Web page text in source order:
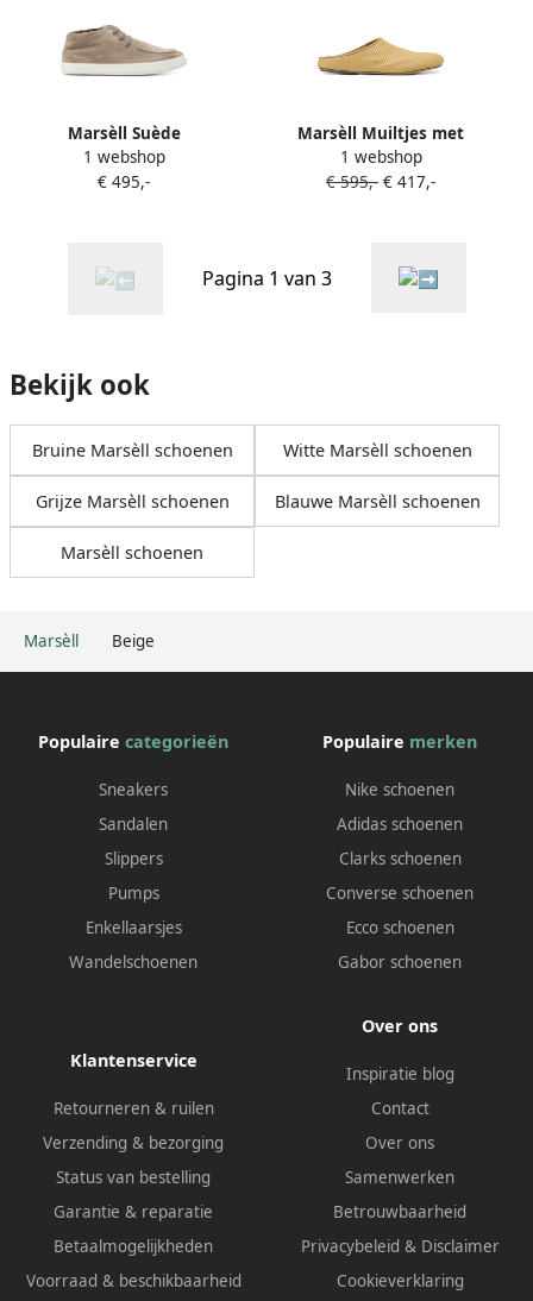
Marsèll Beige
Marsèll Suède
veterschoenen Beige
1 webshop
€ 495,-
Marsèll Muiltjes met
textuur Beige
1 webshop
€ 595,- € 417,-
Pagina 1 van 3
Bekijk ook
Bruine Marsèll schoenen Witte Marsèll schoenen
Grijze Marsèll schoenen Blauwe Marsèll schoenen
Marsèll schoenen
Populaire categorieën
Sneakers
Sandalen
Slippers
Pumps
Enkellaarsjes
Wandelschoenen
Populaire merken
Nike schoenen
Adidas schoenen
Clarks schoenen
Converse schoenen
Ecco schoenen
Gabor schoenen
Klantenservice
Retourneren & ruilen
Verzending & bezorging
Status van bestelling
Garantie & reparatie
Betaalmogelijkheden
Voorraad & beschikbaarheid
Over ons
Inspiratie blog
Contact
Over ons
Samenwerken
Betrouwbaarheid
Privacybeleid & Disclaimer
Cookieverklaring